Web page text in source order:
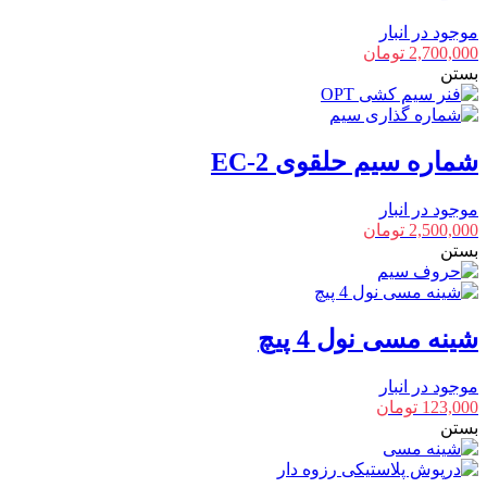
موجود در انبار
2,700,000 تومان
بستن
شماره سیم حلقوی EC-2
موجود در انبار
2,500,000 تومان
بستن
شینه مسی نول 4 پیچ
موجود در انبار
123,000 تومان
بستن